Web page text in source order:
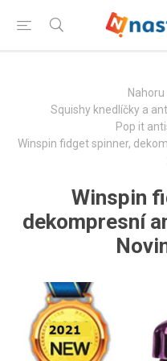
Nahoru
Squishy knedlíčky a
Pop it
Winspin fidget spinner,
Winspin
dekompresní